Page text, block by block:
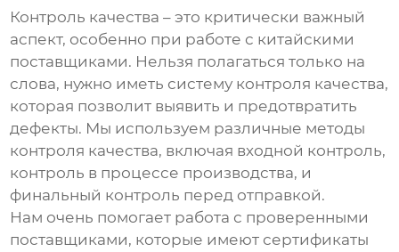
Контроль качества – это критически важный
аспект, особенно при работе с китайскими
поставщиками. Нельзя полагаться только на
слова, нужно иметь систему контроля качества,
которая позволит выявить и предотвратить
дефекты. Мы используем различные методы
контроля качества, включая входной контроль,
контроль в процессе производства, и
финальный контроль перед отправкой.
Нам очень помогает работа с проверенными
поставщиками, которые имеют сертификаты